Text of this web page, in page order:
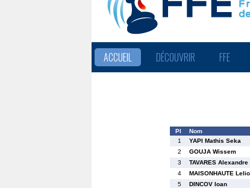
ACCUEIL DÉCOUVRIR FFE
Pl Nom
1
YAPI Mathis Seka
2
GOUJA Wissem
3
TAVARES Alexandre
4
MAISONHAUTE Lelio
5
DINCOV Ioan